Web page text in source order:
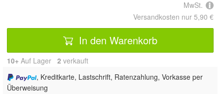
MwSt.
Versandkosten nur 5,90 €
In den Warenkorb
10+ Auf Lager 2 verkauft
, Kreditkarte, Lastschrift, Ratenzahlung, Vorkasse per
Überweisung